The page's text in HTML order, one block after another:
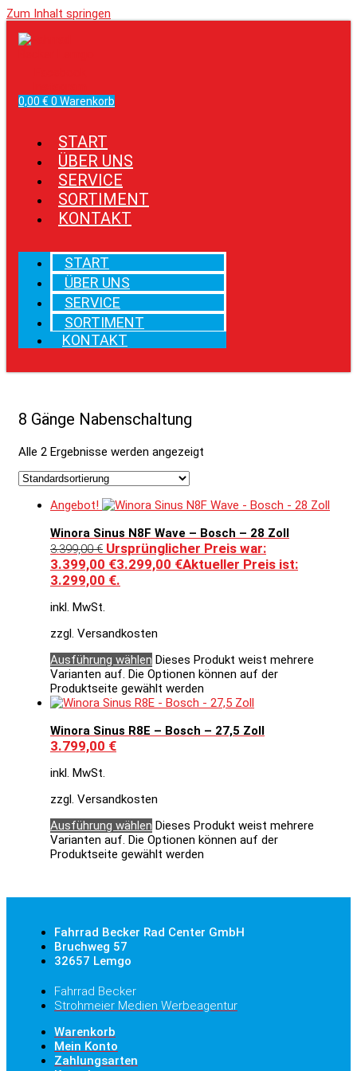
Zum Inhalt springen
0,00 € 0 Warenkorb
START
ÜBER UNS
SERVICE
SORTIMENT
KONTAKT
START
ÜBER UNS
SERVICE
SORTIMENT
KONTAKT
8 Gänge Nabenschaltung
Alle 2 Ergebnisse werden angezeigt
Angebot!
Winora Sinus N8F Wave – Bosch – 28 Zoll
3.399,00€ Ursprünglicher Preis war:
3.399,00 €3.299,00 €Aktueller Preis ist:
3.299,00 €.
inkl. MwSt.
zzgl. Versandkosten
Ausführung wählen Dieses Produkt weist mehrere
Varianten auf. Die Optionen können auf der
Produktseite gewählt werden
Winora Sinus R8E – Bosch – 27,5 Zoll
3.799,00 €
inkl. MwSt.
zzgl. Versandkosten
Ausführung wählen Dieses Produkt weist mehrere
Varianten auf. Die Optionen können auf der
Produktseite gewählt werden
Fahrrad Becker Rad Center GmbH
Bruchweg 57
32657 Lemgo
Fahrrad Becker
Strohmeier Medien Werbeagentur
Warenkorb
Mein Konto
Zahlungsarten